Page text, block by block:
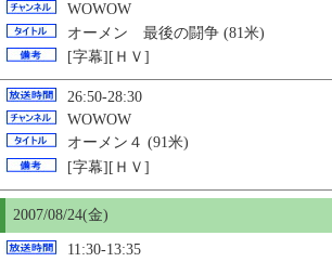
WOWOW
オーメン 最後の闘争 (81米)
[字幕][ＨＶ]
26:50-28:30
WOWOW
オーメン４ (91米)
[字幕][ＨＶ]
2007/08/24(金)
11:30-13:35